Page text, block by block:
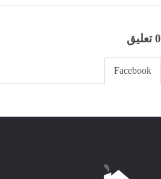
0 تعليق
Facebook